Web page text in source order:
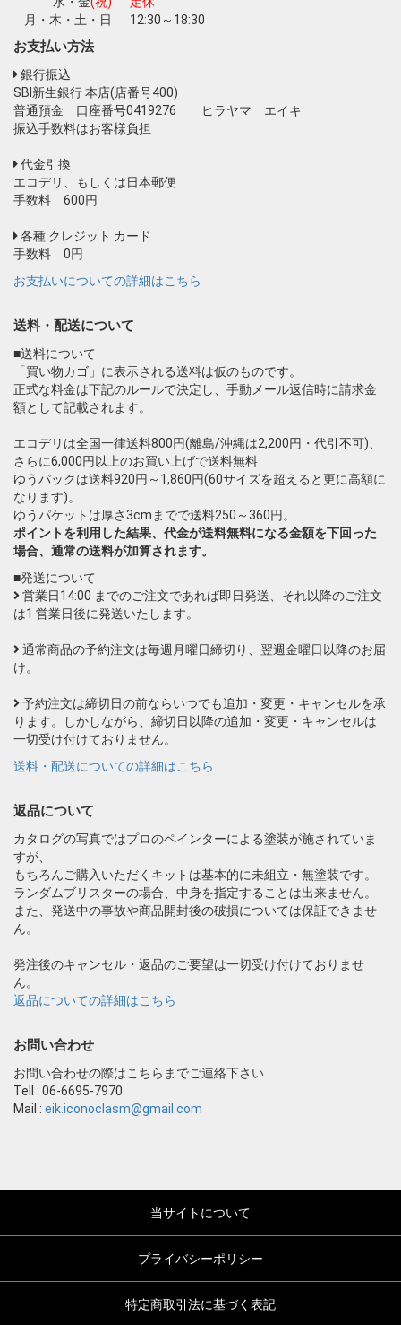
月・木・土・日
12:30～18:30
お支払い方法
銀行振込
SBI新生銀行 本店(店番号400)
普通預金 口座番号0419276 ヒラヤマ エイキ
振込手数料はお客様負担
代金引換
エコデリ、もしくは日本郵便
手数料 600円
各種 クレジット カード
手数料 0円
お支払いについての詳細はこちら
送料・配送について
■送料について
「買い物カゴ」に表示される送料は仮のものです。
正式な料金は下記のルールで決定し、手動メール返信時に請求金
額として記載されます。
エコデリは全国一律送料800円(離島/沖縄は2,200円・代引不可)、
さらに6,000円以上のお買い上げで送料無料
ゆうパックは送料920円～1,860円(60サイズを超えると更に高額に
なります)。
ゆうパケットは厚さ3cmまでで送料250～360円。
ポイントを利用した結果、代金が送料無料になる金額を下回った
場合、通常の送料が加算されます。
■発送について
営業日14:00 までのご注文であれば即日発送、それ以降のご注文
は1 営業日後に発送いたします。
通常商品の予約注文は毎週月曜日締切り、翌週金曜日以降のお届
け。
予約注文は締切日の前ならいつでも追加・変更・キャンセルを承
ります。しかしながら、締切日以降の追加・変更・キャンセルは
一切受け付けておりません。
送料・配送についての詳細はこちら
返品について
カタログの写真ではプロのペインターによる塗装が施されていま
すが、
もちろんご購入いただくキットは基本的に未組立・無塗装です。
ランダムブリスターの場合、中身を指定することは出来ません。
また、発送中の事故や商品開封後の破損については保証できませ
ん。
発注後のキャンセル・返品のご要望は一切受け付けておりませ
ん。
返品についての詳細はこちら
お問い合わせ
お問い合わせの際はこちらまでご連絡下さい
Tell : 06-6695-7970
Mail : eik.iconoclasm@gmail.com
当サイトについて
プライバシーポリシー
特定商取引法に基づく表記